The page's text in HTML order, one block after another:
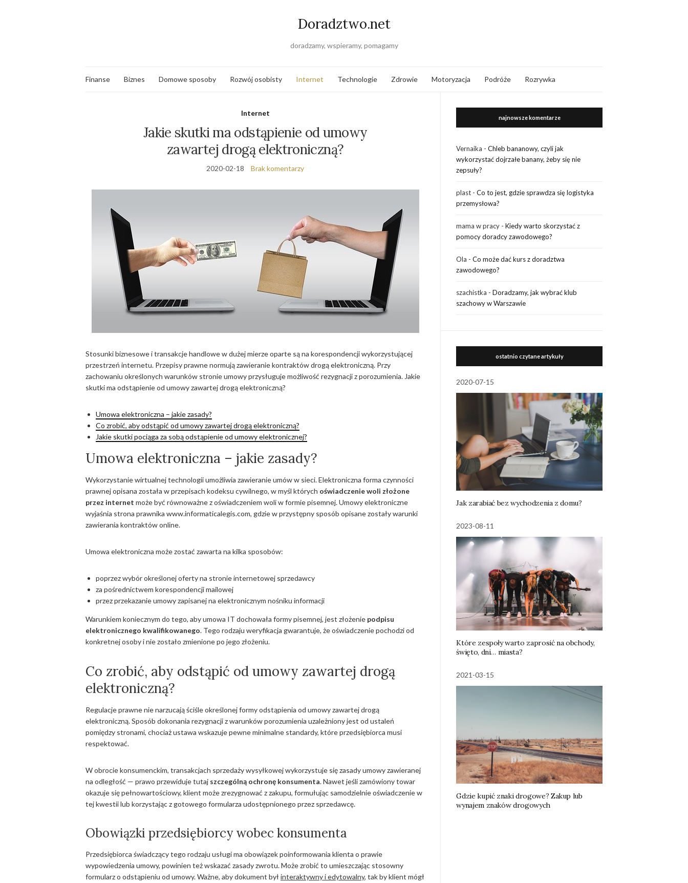
Doradztwo.net
doradzamy, wspieramy, pomagamy
Finanse Biznes Domowe sposoby Rozwój osobisty Internet Technologie Zdrowie Motoryzacja Podróże Rozrywka
Internet
Jakie skutki ma odstąpienie od umowy
zawartej drogą elektroniczną?
2020-02-18 Brak komentarzy
Stosunki biznesowe i transakcje handlowe w dużej mierze oparte są na korespondencji wykorzystującej
przestrzeń internetu. Przepisy prawne normują zawieranie kontraktów drogą elektroniczną. Przy
zachowaniu określonych warunków stronie umowy przysługuje możliwość rezygnacji z porozumienia. Jakie
skutki ma odstąpienie od umowy zawartej drogą elektroniczną?
Umowa elektroniczna – jakie zasady?
Co zrobić, aby odstąpić od umowy zawartej drogą elektroniczną?
Jakie skutki pociąga za sobą odstąpienie od umowy elektronicznej?
Umowa elektroniczna – jakie zasady?
Wykorzystanie wirtualnej technologii umożliwia zawieranie umów w sieci. Elektroniczna forma czynności
prawnej opisana została w przepisach kodeksu cywilnego, w myśl których oświadczenie woli złożone
przez internet może być równoważne z oświadczeniem woli w formie pisemnej. Umowy elektroniczne
wyjaśnia strona prawnika www.informaticalegis.com, gdzie w przystępny sposób opisane zostały warunki
zawierania kontraktów online.
Umowa elektroniczna może zostać zawarta na kilka sposobów:
poprzez wybór określonej oferty na stronie internetowej sprzedawcy
za pośrednictwem korespondencji mailowej
przez przekazanie umowy zapisanej na elektronicznym nośniku informacji
Warunkiem koniecznym do tego, aby umowa IT dochowała formy pisemnej, jest złożenie podpisu
elektronicznego kwalifikowanego. Tego rodzaju weryfikacja gwarantuje, że oświadczenie pochodzi od
konkretnej osoby i nie zostało zmienione po jego złożeniu.
Co zrobić, aby odstąpić od umowy zawartej drogą
elektroniczną?
Regulacje prawne nie narzucają ściśle określonej formy odstąpienia od umowy zawartej drogą
elektroniczną. Sposób dokonania rezygnacji z warunków porozumienia uzależniony jest od ustaleń
pomiędzy stronami, chociaż ustawa wskazuje pewne minimalne standardy, które przedsiębiorca musi
respektować.
W obrocie konsumenckim, transakcjach sprzedaży wysyłkowej wykorzystuje się zasady umowy zawieranej
na odległość — prawo przewiduje tutaj szczególną ochronę konsumenta. Nawet jeśli zamówiony towar
okazuje się pełnowartościowy, klient może zrezygnować z zakupu, formułując samodzielnie oświadczenie w
tej kwestii lub korzystając z gotowego formularza udostępnionego przez sprzedawcę.
Obowiązki przedsiębiorcy wobec konsumenta
Przedsiębiorca świadczący tego rodzaju usługi ma obowiązek poinformowania klienta o prawie
wypowiedzenia umowy, powinien też wskazać zasady zwrotu. Może zrobić to umieszczając stosowny
formularz o odstąpieniu od umowy. Ważne, aby dokument był interaktywny i edytowalny, tak by klient mógł
najnowsze komentarze
Vernaika -Chleb bananowy, czyli jak
wykorzystać dojrzałe banany, żeby się nie
zepsuły?
plast -Co to jest, gdzie sprawdza się logistyka
przemysłowa?
mama w pracy -Kiedy warto skorzystać z
pomocy doradcy zawodowego?
Ola -Co może dać kurs z doradztwa
zawodowego?
szachistka -Doradzamy, jak wybrać klub
szachowy w Warszawie
ostatnio czytane artykuły
2020-07-15
Jak zarabiać bez wychodzenia z domu?
2023-08-11
Które zespoły warto zaprosić na obchody,
święto, dni… miasta?
2021-03-15
Gdzie kupić znaki drogowe? Zakup lub
wynajem znaków drogowych